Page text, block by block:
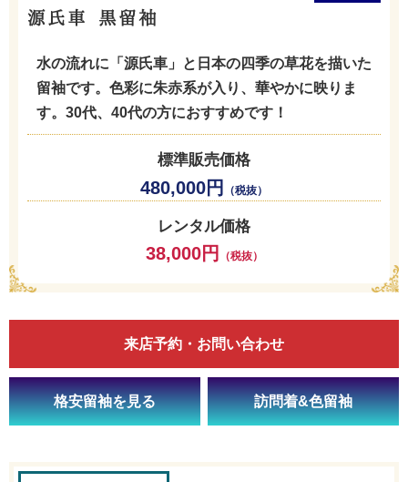
源氏車 黒留袖
水の流れに「源氏車」と日本の四季の草花を描いた
留袖です。色彩に朱赤系が入り、華やかに映りま
す。30代、40代の方におすすめです！
標準販売価格
480,000円 （税抜）
レンタル価格
38,000円 （税抜）
来店予約・お問い合わせ
格安留袖を見る 訪問着&色留袖